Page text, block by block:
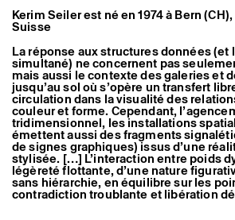
Informations pratiques
Programmation
Agenda : en cours et à venir
Expositions
Événements
Programmation éditoriale
Médiation
Publics associés
Les Nouveaux Commanditaires
Artistes résident·es et associé·es
Résident·es
Artistes associé·es
Hors-les-murs
Kerim Seiler est né en 1974 à Bern
Suisse
La réponse aux structures données
simultané) ne concernent pas
mais aussi le contexte des galeries et
jusqu’au sol où s’opère un transfert
circulation dans la visualité des
couleur et forme. Cependant,
tridimensionnel, les installations
émettent aussi des fragments
de signes graphiques) issus d’une
stylisée. […] L’interaction entre poids
légèreté flottante, d’une nature
sans hiérarchie, en équilibre sur les
contradiction troublante et libération